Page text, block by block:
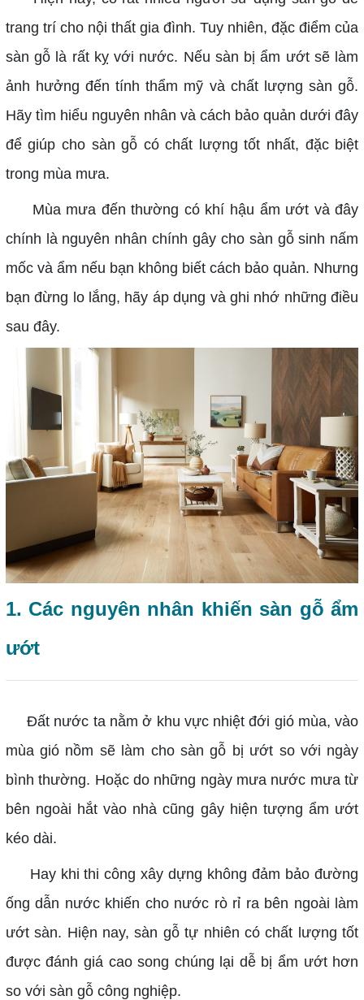
trang trí cho nội thất gia đình. Tuy nhiên, đặc điểm của
sàn gỗ là rất kỵ với nước. Nếu sàn bị ẩm ướt sẽ làm
ảnh hưởng đến tính thẩm mỹ và chất lượng sàn gỗ.
Hãy tìm hiểu nguyên nhân và cách bảo quản dưới đây
để giúp cho sàn gỗ có chất lượng tốt nhất, đặc biệt
trong mùa mưa.
Mùa mưa đến thường có khí hậu ẩm ướt và đây
chính là nguyên nhân chính gây cho sàn gỗ sinh nấm
mốc và ẩm nếu bạn không biết cách bảo quản. Nhưng
bạn đừng lo lắng, hãy áp dụng và ghi nhớ những điều
sau đây.
1. Các nguyên nhân khiến sàn gỗ ẩm
ướt
Đất nước ta nằm ở khu vực nhiệt đới gió mùa, vào
mùa gió nồm sẽ làm cho sàn gỗ bị ướt so với ngày
bình thường. Hoặc do những ngày mưa nước mưa từ
bên ngoài hắt vào nhà cũng gây hiện tượng ẩm ướt
kéo dài.
Hay khi thi công xây dựng không đảm bảo đường
ống dẫn nước khiến cho nước rò rỉ ra bên ngoài làm
ướt sàn. Hiện nay, sàn gỗ tự nhiên có chất lượng tốt
được đánh giá cao song chúng lại dễ bị ẩm ướt hơn
so với sàn gỗ công nghiệp.